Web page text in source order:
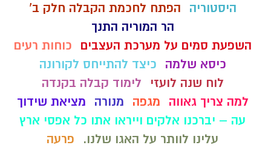
היסטוריה
הפתח לחכמת הקבלה חלק ב'
הר המוריה התנך
השפעת סמים על מערכת העצבים
כוחות רעים
כיסא שלמה
כיצד להתייחס לקורונה
לוח שנה לועזי
לימוד קבלה בקנדה
למה צריך גאווה
מגפה מנורה
מציאת שידוך
עה – יברכנו אלקים וייראו אתו כל אפסי ארץ
עלינו לוותר על האגו שלנו.
פרעה